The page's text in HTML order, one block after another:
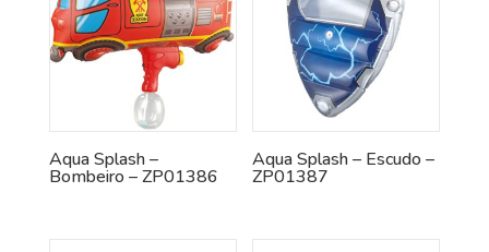
Aqua Splash –
Bombeiro – ZP01386
Aqua Splash – Escudo –
ZP01387